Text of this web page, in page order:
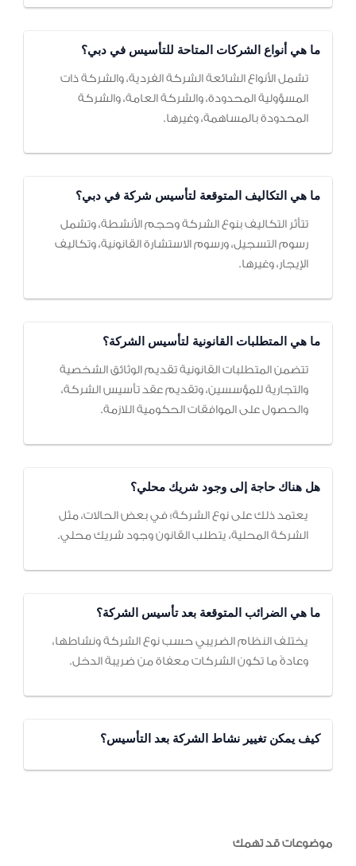
ما هي أنواع الشركات المتاحة للتأسيس في دبي؟
تشمل الأنواع الشائعة الشركة الفردية، والشركة ذات
المسؤولية المحدودة، والشركة العامة، والشركة
المحدودة بالمساهمة، وغيرها.
ما هي التكاليف المتوقعة لتأسيس شركة في دبي؟
تتأثر التكاليف بنوع الشركة وحجم الأنشطة، وتشمل
رسوم التسجيل، ورسوم الاستشارة القانونية، وتكاليف
الإيجار، وغيرها.
ما هي المتطلبات القانونية لتأسيس الشركة؟
تتضمن المتطلبات القانونية تقديم الوثائق الشخصية
والتجارية للمؤسسين، وتقديم عقد تأسيس الشركة،
والحصول على الموافقات الحكومية اللازمة.
هل هناك حاجة إلى وجود شريك محلي؟
يعتمد ذلك على نوع الشركة؛ في بعض الحالات، مثل
الشركة المحلية، يتطلب القانون وجود شريك محلي.
ما هي الضرائب المتوقعة بعد تأسيس الشركة؟
يختلف النظام الضريبي حسب نوع الشركة ونشاطها،
وعادةً ما تكون الشركات معفاة من ضريبة الدخل.
كيف يمكن تغيير نشاط الشركة بعد التأسيس؟
موضوعات قد تهمك